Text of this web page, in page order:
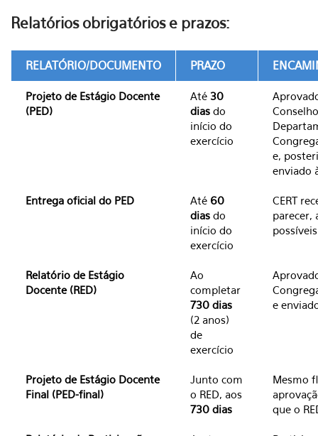
Relatórios obrigatórios e prazos:
RELATÓRIO/DOCUMENTO PRAZO
Projeto de Estágio Docente
(PED)
Até 30
dias do
início do
exercício
e,
enviado
Entrega oficial do PED Até 60
dias do
início do
exercício
CERT
parecer,
Relatório de Estágio
Docente (RED)
Ao
completar
730 dias
(2 anos)
de
exercício
e
Projeto de Estágio Docente
Final (PED-final)
Junto com
o RED, aos
730 dias
Mesmo
que o